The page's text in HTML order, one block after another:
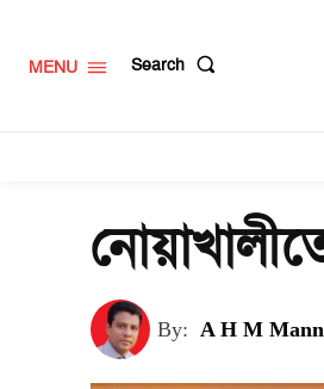
MENU Search
By: A H M